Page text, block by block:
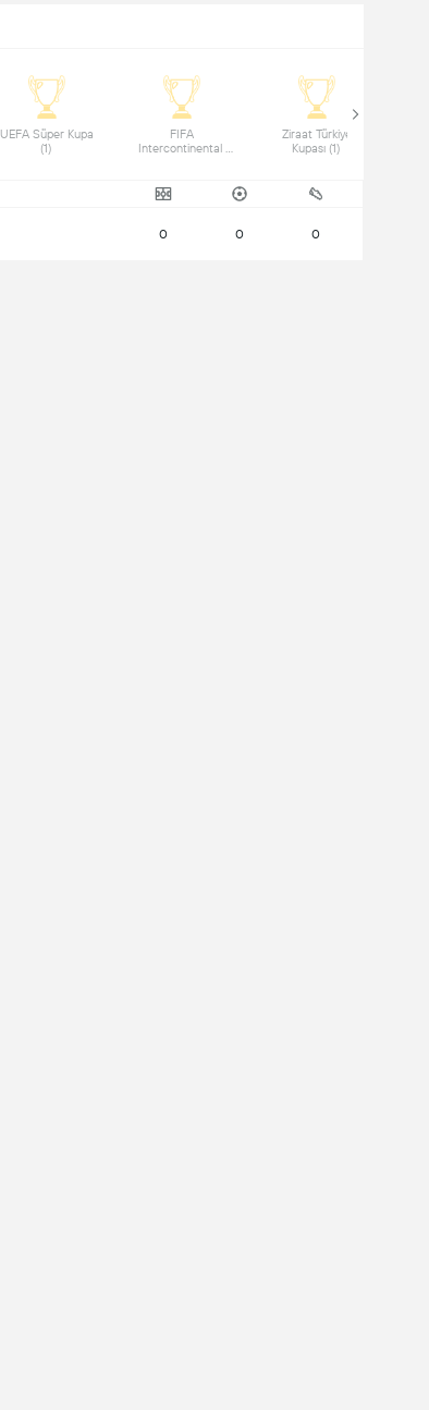
UEFA Süper Kupa
(1)
FIFA
Intercontinental
Ziraat Türkiye
Kupası (1)
0 0 0